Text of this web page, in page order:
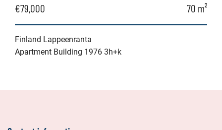
€79,000 70 m²
Finland Lappeenranta
Apartment Building 1976 3h+k